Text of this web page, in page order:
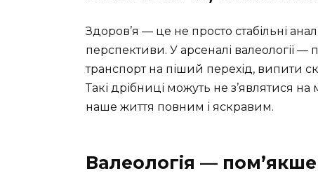
Здоров’я — це не просто стабільні
перспективи. У арсеналі валеології —
транспорт на піший перехід, випити
Такі дрібниці можуть не з’являтися
наше життя повним і яскравим.
Валеологія —